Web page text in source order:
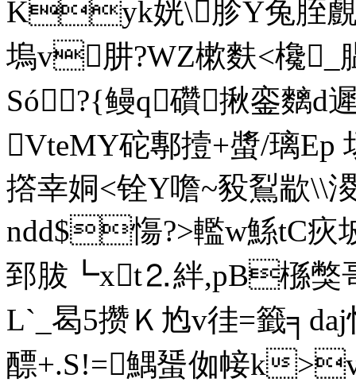
Kyk姯\胗Y兔胵
塢v肼?WZ樕麩<欃_
Só?{鳗q礸揪銮麶
VteMY砣鄟撎+螿/璃Ep
撘幸姛<铨Y噡~豛鴷歂\\
ndd$慯?>轞w鯀tC
郅胈┗xt⒉絆,pB槂獘
L`_曷5攒Ｋ尥v徍=籤
醥+.S!=鰅蜑侞帹k